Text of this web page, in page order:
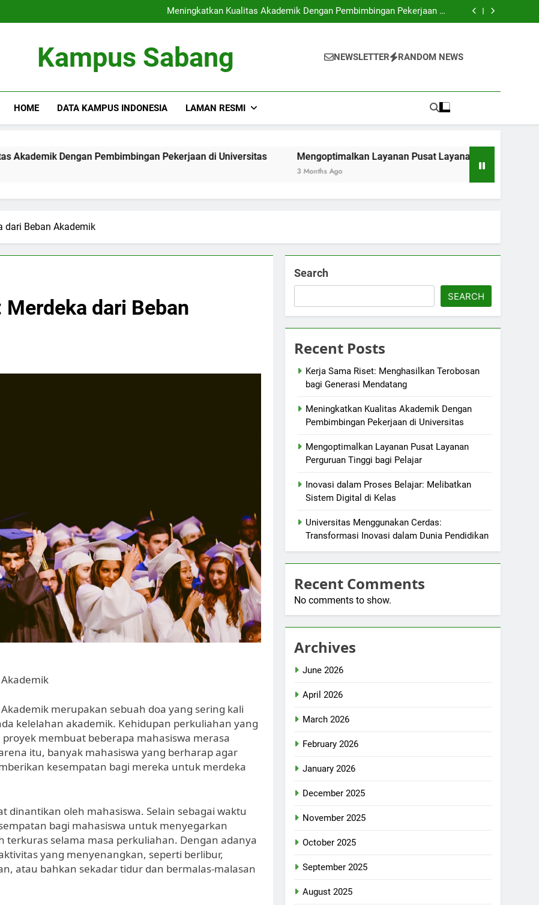
Meningkatkan Kualitas Akademik Dengan Pembimbingan Pekerjaan di
Universitas
Mengoptimalkan Layanan Pusat Layanan Perguruan Tinggi bagi Pelajar
Meningkatkan Kualitas Akademik Dengan Pembimbingan Pekerjaan di
Mengoptimalkan Layanan Pusat Layanan Perguruan Tinggi bagi Pelajar
Kampus Sabang NEWSLETTER RANDOM NEWS
HOME DATA KAMPUS INDONESIA LAMAN RESMI
Dengan Pembimbingan Pekerjaan di Universitas Mengoptimalkan Layanan Pusat Layanan Perguruan Tinggi bagi
dari Beban Akademik
dari Beban
merupakan sebuah doa yang sering kali
kelelahan akademik. Kehidupan perkuliahan yang
membuat beberapa mahasiswa merasa
itu, banyak mahasiswa yang berharap agar
kesempatan bagi mereka untuk merdeka
dinantikan oleh mahasiswa. Selain sebagai waktu
bagi mahasiswa untuk menyegarkan
selama masa perkuliahan. Dengan adanya
yang menyenangkan, seperti berlibur,
atau bahkan sekadar tidur dan bermalas-malasan
Search
SEARCH
Recent Posts
Kerja Sama Riset: Menghasilkan Terobosan
bagi Generasi Mendatang
Meningkatkan Kualitas Akademik Dengan
Pembimbingan Pekerjaan di Universitas
Mengoptimalkan Layanan Pusat Layanan
Perguruan Tinggi bagi Pelajar
Inovasi dalam Proses Belajar: Melibatkan
Sistem Digital di Kelas
Universitas Menggunakan Cerdas:
Transformasi Inovasi dalam Dunia Pendidikan
Recent Comments
No comments to show.
Archives
June 2026
April 2026
March 2026
February 2026
January 2026
December 2025
November 2025
October 2025
September 2025
August 2025